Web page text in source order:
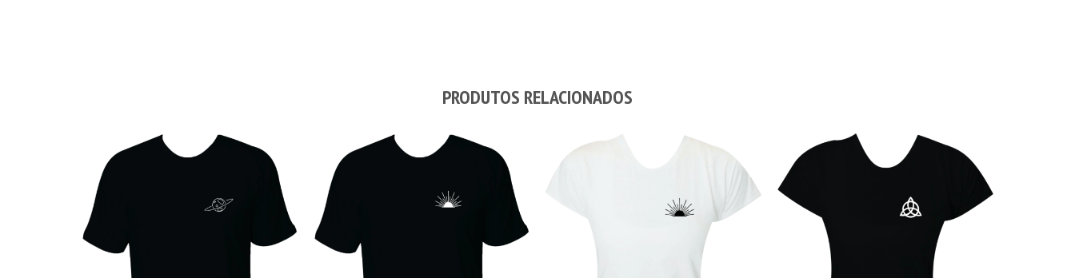
PRODUTOS RELACIONADOS